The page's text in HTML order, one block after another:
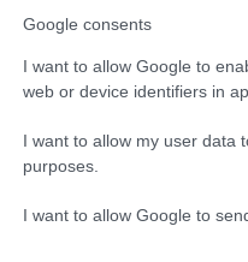
Google consents
I want to allow Google to
web or device identifiers in
I want to allow my user data
purposes.
I want to allow Google to
0